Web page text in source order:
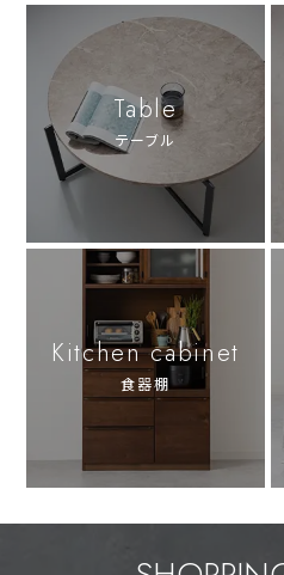
Table
テーブル
Kitchen cabinet
食器棚